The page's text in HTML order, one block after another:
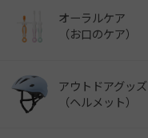
オーラルケア
（お口のケア）
アウトドアグッズ
（ヘルメット）